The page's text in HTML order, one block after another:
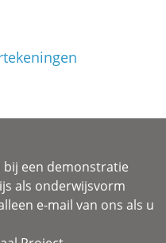
bij een demonstratie
als onderwijsvorm
e-mail van ons als u